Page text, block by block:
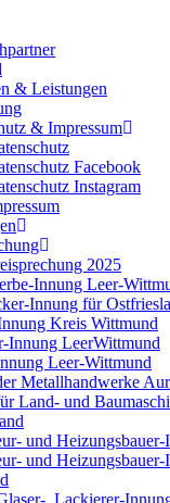
& Leistungen
& Impressum
Facebook
Instagram
2025
Innung Leer-
Innung für
Kreis Wittmund
Innung LeerWittmund
Leer-Wittmund
Metallhandwerke
Land- und
und
und
, Lackierer-